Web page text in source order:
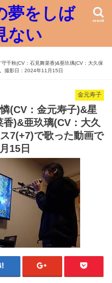
夢をしば
ない
search
千秋(CV：石見舞菜香)&亜玖璃(CV：大久保
撮影日：2024年11月15日
金元寿子
(CV：金元寿子)&星
香)&亜玖璃(CV：大久
7(+7)で歌った動画で
15日